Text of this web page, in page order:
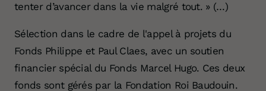
tenter d’avancer dans la vie malgré tout. » (…)
Sélection dans le cadre de l'appel à projets du
Fonds Philippe et Paul Claes, avec un soutien
financier spécial du Fonds Marcel Hugo. Ces deux
fonds sont gérés par la Fondation Roi Baudouin.